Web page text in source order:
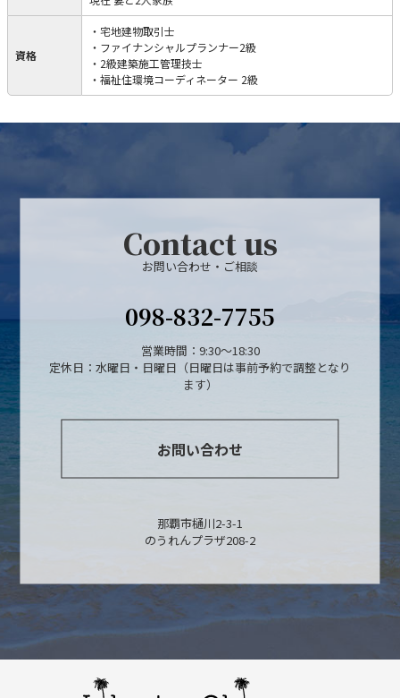
資格
・宅地建物取引士
・ファイナンシャルプランナー2級
・2級建築施工管理技士
・福祉住環境コーディネーター 2級
Contact us
お問い合わせ・ご相談
098-832-7755
営業時間：9:30～18:30
定休日：水曜日・日曜日（日曜日は事前予約で調整となり
ます）
お問い合わせ
那覇市樋川2-3-1
のうれんプラザ208-2